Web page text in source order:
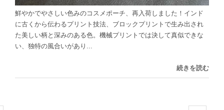
鮮やかでやさしい色みのコスメポーチ、再入荷しました！インド
に古くから伝わるプリント技法、ブロックプリントで生み出され
た美しい柄と深みのある色。機械プリントでは決して真似できな
い、独特の風合いがあり...
続きを読む